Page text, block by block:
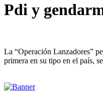
Pdi y
La “Operación Lanzadores”
primera en su tipo en el país,